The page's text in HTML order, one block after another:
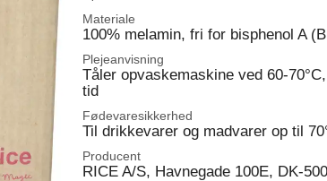
Materiale
100% melamin, fri for bisphenol A
Plejeanvisning
Tåler opvaskemaskine ved 60-
tid
Fødevaresikkerhed
Til drikkevarer og madvarer op til
Producent
RICE A/S, Havnegade 100E, DK-